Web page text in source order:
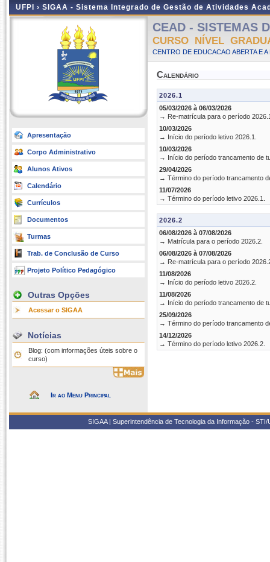
UFPI › SIGAA - Sistema Integrado de Gestão de Atividades
Apresentação
Corpo Administrativo
Alunos Ativos
Calendário
Currículos
Documentos
Turmas
Trab. de Conclusão de Curso
Projeto Político Pedagógico
Outras Opções
Acessar o SIGAA
Notícias
Blog: (com informações úteis sobre o
curso)
Ir ao Menu Principal
CEAD - SISTEMAS
CURSO NÍVEL
CENTRO DE EDUCACAO ABERTA E
Calendário
2026.1
05/03/2026 à 06/03/2026
→ Re-matrícula para o período
10/03/2026
→ Início do período letivo 2026.1.
10/03/2026
→ Início do período trancamento de
29/04/2026
→ Término do período trancamento
11/07/2026
→ Término do período letivo 2026.1.
2026.2
06/08/2026 à 07/08/2026
→ Matrícula para o período 2026.2.
06/08/2026 à 07/08/2026
→ Re-matrícula para o período
11/08/2026
→ Início do período letivo 2026.2.
11/08/2026
→ Início do período trancamento de
25/09/2026
→ Término do período trancamento
14/12/2026
→ Término do período letivo 2026.2.
SIGAA | Superintendência de Tecnologia da Informação -